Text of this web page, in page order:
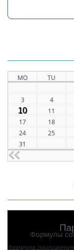
MO TU
3
4
10
11
17
18
24
25
31